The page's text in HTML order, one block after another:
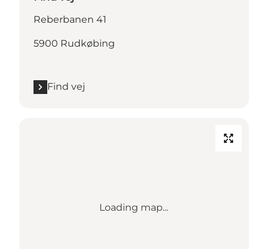
Reberbanen 41
5900 Rudkøbing
Find vej
Loading map...